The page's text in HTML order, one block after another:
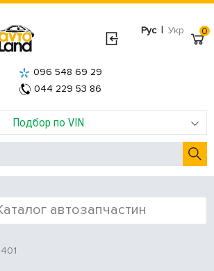
Рус | Укр
Подбор по VIN
096 548 69 29
044 229 53 86
0
автозапчастин